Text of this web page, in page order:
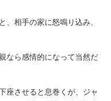
、相手の家に怒鳴り込み、
なら感情的になって当然だ
座させると息巻くが、ジャ